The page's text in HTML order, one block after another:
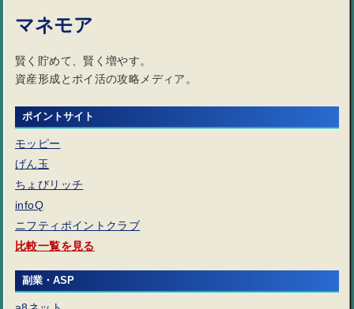
セルフアフィリエイトについて
マネモア
賢く貯めて、賢く増やす。
資産形成とポイ活の攻略メディア。
ポイントサイト
モッピー
げん玉
ちょびリッチ
infoQ
ニフティポイントクラブ
比較一覧を見る
副業・ASP